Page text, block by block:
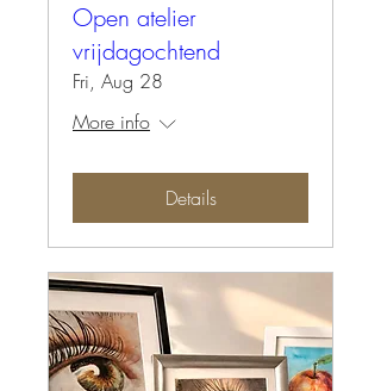
Open atelier
vrijdagochtend
Fri, Aug 28
More info
Details